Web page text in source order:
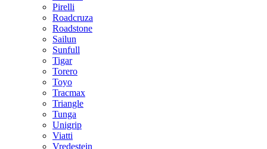
Pirelli
Roadcruza
Roadstone
Sailun
Sunfull
Tigar
Torero
Toyo
Tracmax
Triangle
Tunga
Unigrip
Viatti
Vredestein